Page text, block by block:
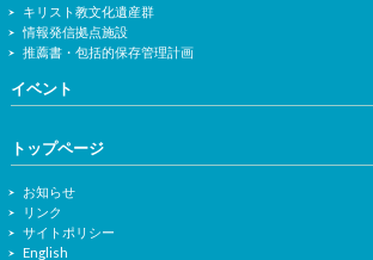
キリスト教文化遺産群
情報発信拠点施設
推薦書・包括的保存管理計画
イベント
トップページ
お知らせ
リンク
サイトポリシー
English